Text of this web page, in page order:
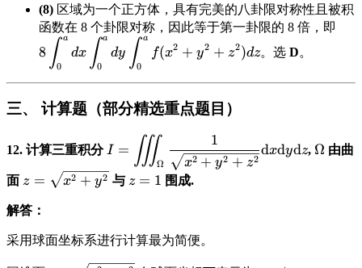
{6}\mu
\sin\phi
d\phi
\int_0^t
f(r^2)r^2 dr
= 4\pi
f(r^2)r^2 dr
t^2 f(t^2)
(8) 区域为一个正方体，具有完美的八卦限对称性且被积
函数在 8 个卦限对称，因此等于第一卦限的 8 倍，即
8 ∫0
a
dx ∫0
a
dy ∫0
a
f(x2 + y2 + z2)dz。选D。
三、 计算题（部分精选重点题目）
12. 计算三重积分 \displaystyle I =
\iiint_\Omega \frac{1}
{\sqrt{x^2+y^2+z^2}}
I = ∭Ω x2 + y2 + z2
1
dxdydz, Ω 由曲
面 \displaystyle
+y^2}
z = x2 + y2 与 \displaystyle
z = 1 围成.
解答：
采用球面坐标系进行计算最为简便。